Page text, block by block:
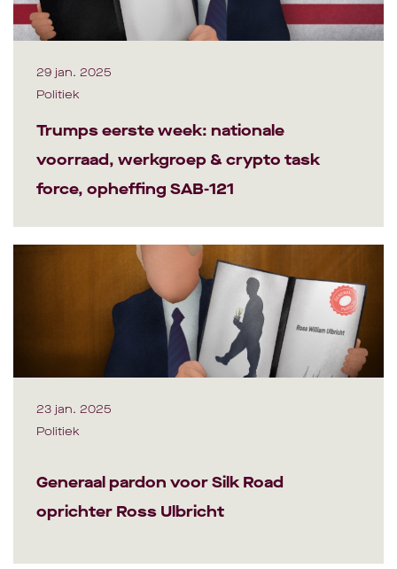
29 jan. 2025
Politiek
Trumps eerste week: nationale
voorraad, werkgroep & crypto task
force, opheffing SAB-121
23 jan. 2025
Politiek
Generaal pardon voor Silk Road
oprichter Ross Ulbricht